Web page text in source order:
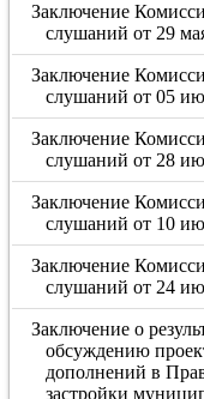
Заключение
слушаний от 29
Заключение
слушаний от 05
Заключение
слушаний от 28
Заключение
слушаний от 10
Заключение
слушаний от 24
Заключение о
обсуждению
дополнений в
застройки